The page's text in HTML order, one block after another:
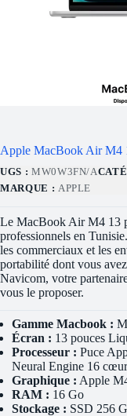
Apple MacBook Air M4
UGS : MW0W3FN/A
MARQUE : APPLE
Le MacBook Air M4 13
professionnels en
les commerciaux et les
portabilité dont vous
Navicom, votre
vous le proposer.
Gamme Macbook :
Écran : 13 pouces
Processeur : Puce
Neural Engine 16
Graphique : Apple
RAM : 16 Go
Stockage : SSD 256